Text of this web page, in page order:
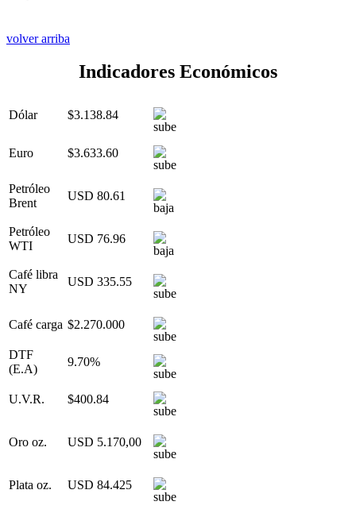
volver arriba
Indicadores Económicos
Dólar $3.138.84
Euro $3.633.60
Petróleo
Brent
USD 80.61
Petróleo
WTI
USD 76.96
Café libra
NY
USD 335.55
Café carga $2.270.000
DTF
(E.A)
9.70%
U.V.R. $400.84
Oro oz. USD 5.170,00
Plata oz. USD 84.425